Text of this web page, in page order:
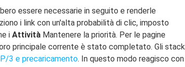
essere necessarie in seguito e renderle
i link con un'alta probabilità di clic, imposto
i Attività Mantenere la priorità. Per le pagine
principale corrente è stato completato. Gli stack
3 e precaricamento. In questo modo reagisco con